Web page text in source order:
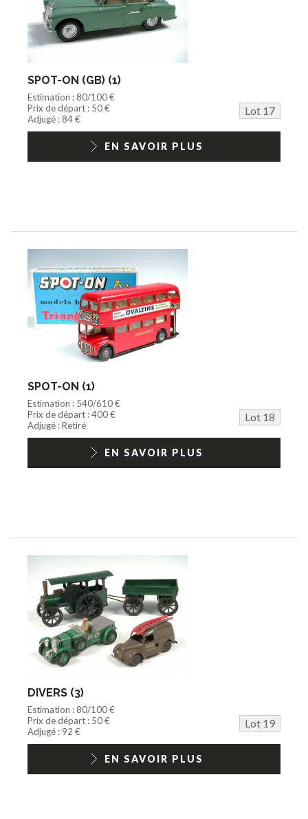
SPOT-ON (GB) (1)
Estimation : 80/100 €
Prix de départ : 50 €
Lot 17
Adjugé : 84 €
EN SAVOIR PLUS
SPOT-ON (1)
Estimation : 540/610 €
Prix de départ : 400 €
Lot 18
Adjugé : Retiré
EN SAVOIR PLUS
DIVERS (3)
Estimation : 80/100 €
Prix de départ : 50 €
Lot 19
Adjugé : 92 €
EN SAVOIR PLUS